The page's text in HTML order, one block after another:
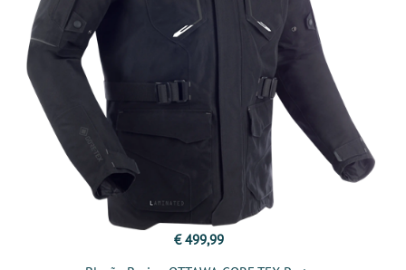
€ 499,99